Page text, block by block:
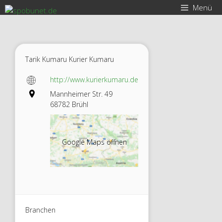
Zum
Inhalt
Menü
Tarik Kumaru Kurier Kumaru
http://www.kurierkumaru.de
Mannheimer Str. 49
68782 Brühl
Google Maps öffnen
Branchen